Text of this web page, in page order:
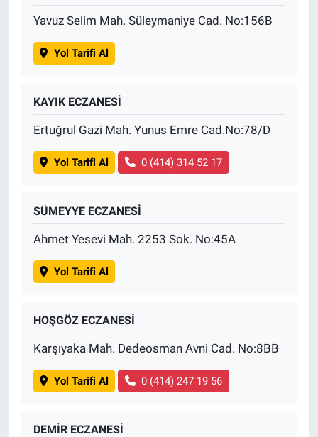
Yavuz Selim Mah. Süleymaniye Cad. No:156B
Yol Tarifi Al
KAYIK ECZANESİ
Ertuğrul Gazi Mah. Yunus Emre Cad.No:78/D
Yol Tarifi Al 0 (414) 314 52 17
SÜMEYYE ECZANESİ
Ahmet Yesevi Mah. 2253 Sok. No:45A
Yol Tarifi Al
HOŞGÖZ ECZANESİ
Karşıyaka Mah. Dedeosman Avni Cad. No:8BB
Yol Tarifi Al 0 (414) 247 19 56
DEMİR ECZANESİ